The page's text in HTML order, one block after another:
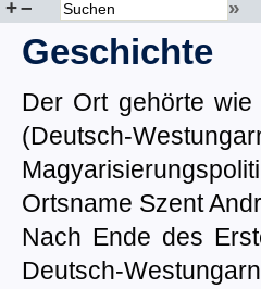
+– »
Geschichte
Der Ort gehörte
(Deutsch-
Ortsname Szent
Nach Ende des
Deutsch-